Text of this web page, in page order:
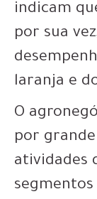
indicam
por sua
laranja e
O
por
atividades